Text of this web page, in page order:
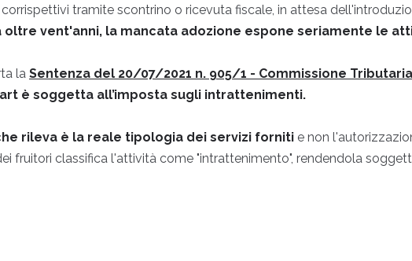
tramite scontrino o ricevuta fiscale, in attesa
vent'anni, la mancata adozione espone seriamente le
la Sentenza del 20/07/2021 n. 905/1 - Commissione
è soggetta all’imposta sugli intrattenimenti.
rileva è la reale tipologia dei servizi forniti e non
fruitori classifica l'attività come "intrattenimento", rendendola